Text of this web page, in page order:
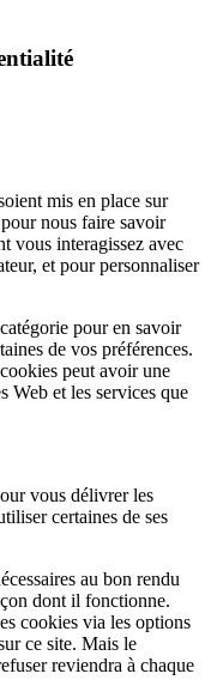
mis en place sur
nous faire savoir
vous interagissez avec
et pour personnaliser
pour en savoir
de vos préférences.
peut avoir une
Web et les services que
vous délivrer les
certaines de ses
au bon rendu
dont il fonctionne.
cookies via les options
ce site. Mais le
reviendra à chaque